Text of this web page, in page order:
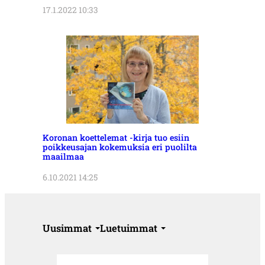
17.1.2022 10:33
Koronan koettelemat -kirja tuo esiin
poikkeusajan kokemuksia eri puolilta
maailmaa
6.10.2021 14:25
Uusimmat Luetuimmat